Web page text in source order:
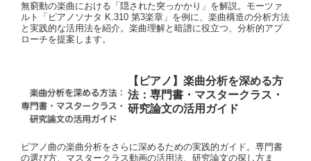
無窮動の楽曲における「隠された突っかかり」を解説。モーツァ
ルト「ピアノソナタ K.310 第3楽章」を例に、楽曲構造の分析方法
と実践的な活用法を紹介。楽曲理解と暗譜に役立つ、分析的アプ
ローチを提案します。
【ピアノ】楽曲分析を深める方
法：専門書・マスタークラス・
研究論文の活用ガイド
ピアノ曲の楽曲分析をさらに深めるための実践的ガイド。専門書
の選び方、マスタークラス動画の活用法、研究論文の探し方ま